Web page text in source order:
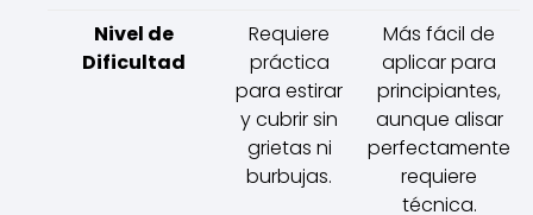
Nivel de
Dificultad
Requiere
práctica
para estirar
y cubrir sin
grietas ni
burbujas.
Más fácil de
aplicar para
principiantes,
aunque alisar
perfectamente
requiere
técnica.